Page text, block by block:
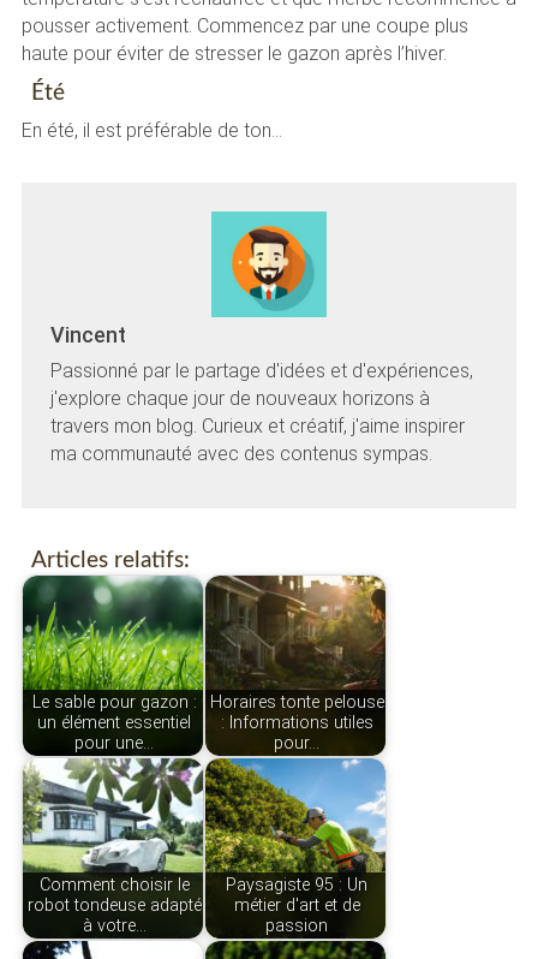
pousser activement. Commencez par une coupe plus
haute pour éviter de stresser le gazon après l’hiver.
Été
En été, il est préférable de ton…
Vincent
Passionné par le partage d'idées et d'expériences,
j'explore chaque jour de nouveaux horizons à
travers mon blog. Curieux et créatif, j'aime inspirer
ma communauté avec des contenus sympas.
Articles relatifs:
Le sable pour gazon :
un élément essentiel
pour une…
Horaires tonte pelouse
: Informations utiles
pour…
Comment choisir le
robot tondeuse adapté
à votre…
Paysagiste 95 : Un
métier d'art et de
passion